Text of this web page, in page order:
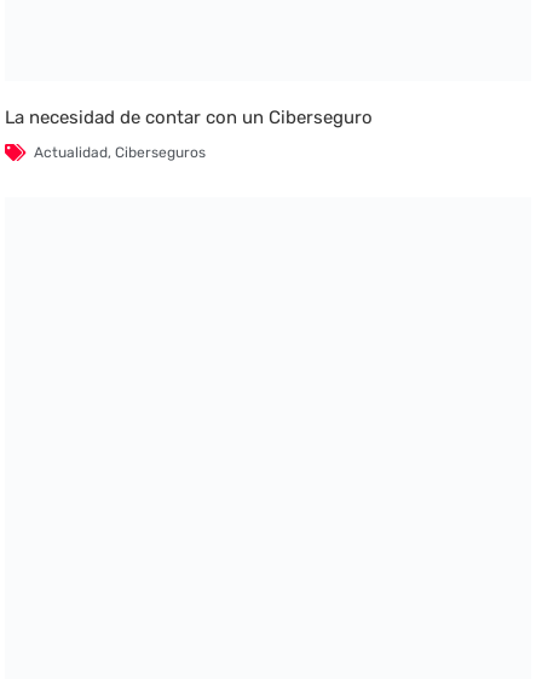
La necesidad de contar con un Ciberseguro
Actualidad,Ciberseguros